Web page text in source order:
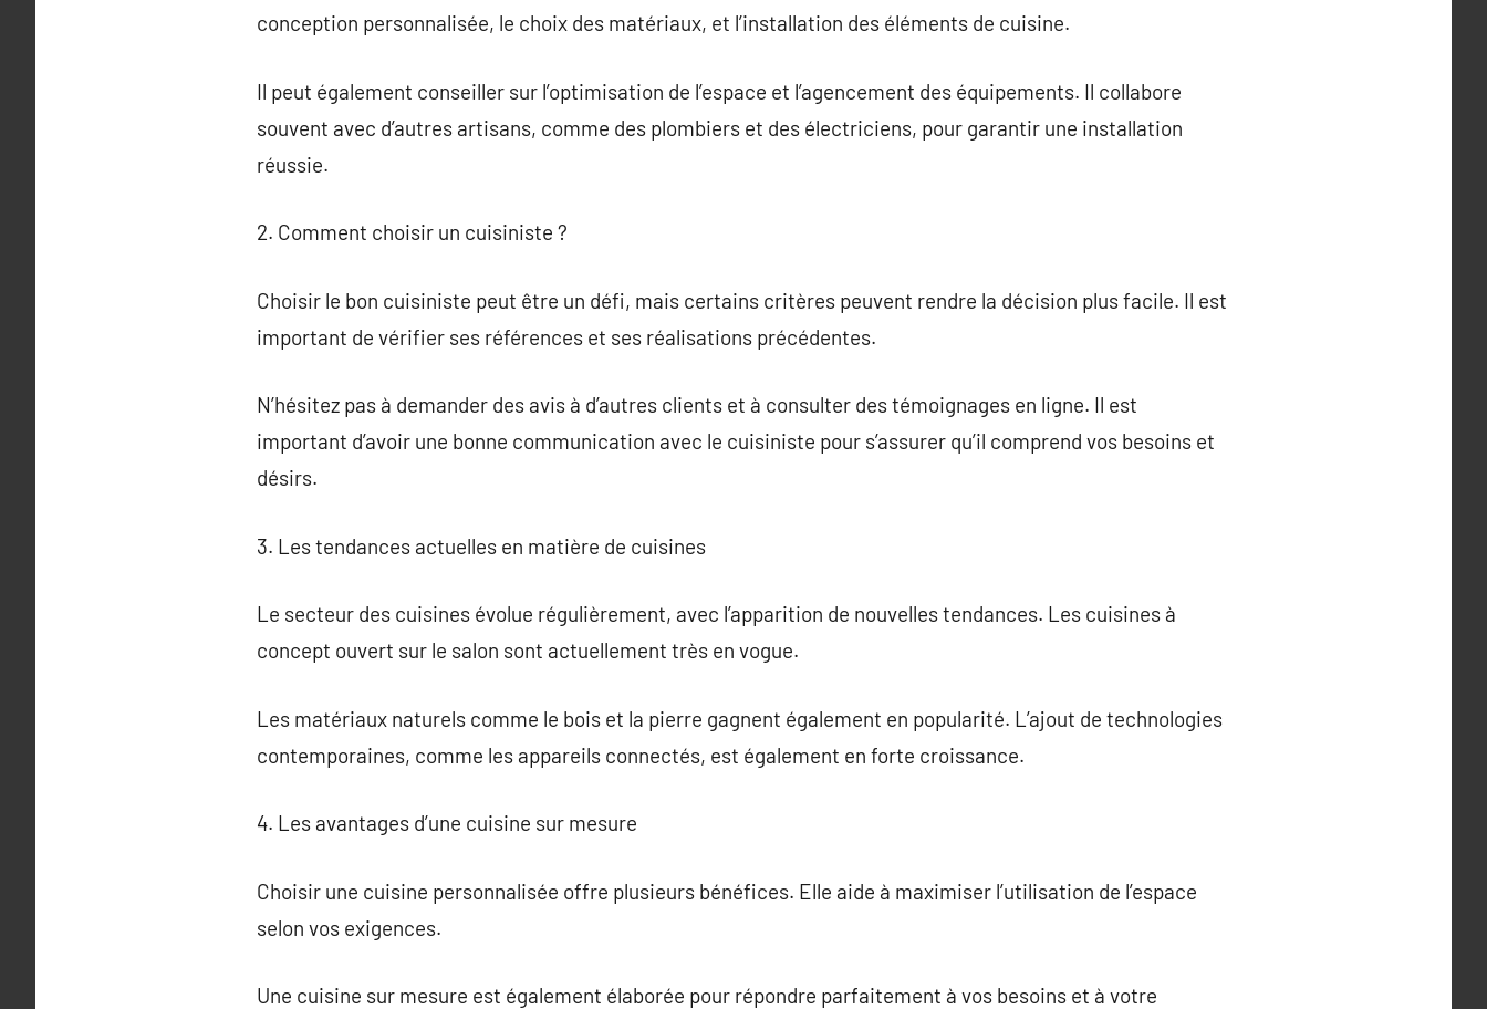
conception personnalisée, le choix des matériaux, et l’installation des éléments de cuisine.
Il peut également conseiller sur l’optimisation de l’espace et l’agencement des équipements. Il collabore
souvent avec d’autres artisans, comme des plombiers et des électriciens, pour garantir une installation
réussie.
2. Comment choisir un cuisiniste ?
Choisir le bon cuisiniste peut être un défi, mais certains critères peuvent rendre la décision plus facile. Il est
important de vérifier ses références et ses réalisations précédentes.
N’hésitez pas à demander des avis à d’autres clients et à consulter des témoignages en ligne. Il est
important d’avoir une bonne communication avec le cuisiniste pour s’assurer qu’il comprend vos besoins et
désirs.
3. Les tendances actuelles en matière de cuisines
Le secteur des cuisines évolue régulièrement, avec l’apparition de nouvelles tendances. Les cuisines à
concept ouvert sur le salon sont actuellement très en vogue.
Les matériaux naturels comme le bois et la pierre gagnent également en popularité. L’ajout de technologies
contemporaines, comme les appareils connectés, est également en forte croissance.
4. Les avantages d’une cuisine sur mesure
Choisir une cuisine personnalisée offre plusieurs bénéfices. Elle aide à maximiser l’utilisation de l’espace
selon vos exigences.
Une cuisine sur mesure est également élaborée pour répondre parfaitement à vos besoins et à votre